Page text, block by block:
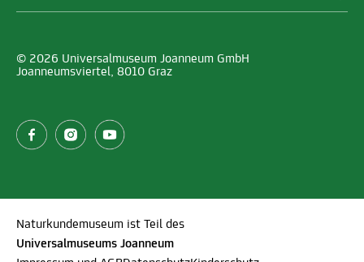
© 2026 Universalmuseum Joanneum GmbH
Joanneumsviertel, 8010 Graz
Naturkundemuseum ist Teil des
Universalmuseums Joanneum